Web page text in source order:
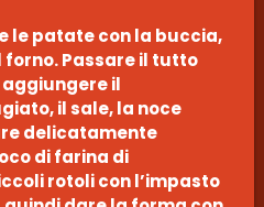
le patate con la buccia,
Passare il tutto
il
il sale, la noce
delicatamente
di farina di
rotoli con l’impasto